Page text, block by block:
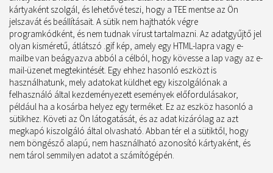
kártyaként szolgál, és lehetővé teszi, hogy a TEE mentse az Ön
jelszavát és beállításait. A sütik nem hajthatók végre
programkódként, és nem tudnak vírust tartalmazni. Az adatgyűjtő jel
olyan kisméretű, átlátszó .gif kép, amely egy HTML-lapra vagy e-
mailbe van beágyazva abból a célból, hogy kövesse a lap vagy az e-
mail-üzenet megtekintését. Egy ehhez hasonló eszközt is
használhatunk, mely adatokat küldhet egy kiszolgálónak a
felhasználó által kezdeményezett események előfordulásakor,
például ha a kosárba helyez egy terméket. Ez az eszköz hasonló a
sütikhez. Követi az Ön látogatását, és az adat kizárólag az azt
megkapó kiszolgáló által olvasható. Abban tér el a sütiktől, hogy
nem böngésző alapú, nem használható azonosító kártyaként, és
nem tárol semmilyen adatot a számítógépén.